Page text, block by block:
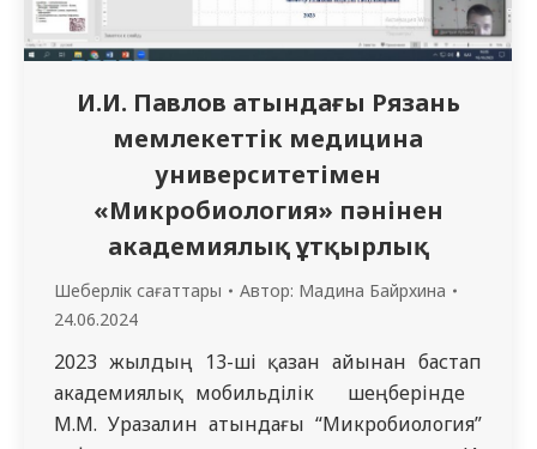
И.И. Павлов атындағы Рязань
мемлекеттік медицина
университетімен
«Микробиология» пәнінен
академиялық ұтқырлық
Шеберлік сағаттары Автор: Мадина Байрхина
24.06.2024
2023 жылдың 13-ші қазан айынан бастап
академиялық мобильділік шеңберінде
М.М. Уразалин атындағы “Микробиология”